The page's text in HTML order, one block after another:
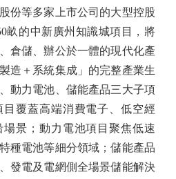
份等多家上市公司的大型控股
畝的中新廣州知識城項目，將
倉儲、辦公於一體的現代化產
造＋系統集成」的完整產業生
動力電池、儲能產品三大子項
目覆蓋高端消費電子、低空經
景；動力電池項目聚焦低速
種電池等細分領域；儲能產品
發電及電網側全場景儲能解決